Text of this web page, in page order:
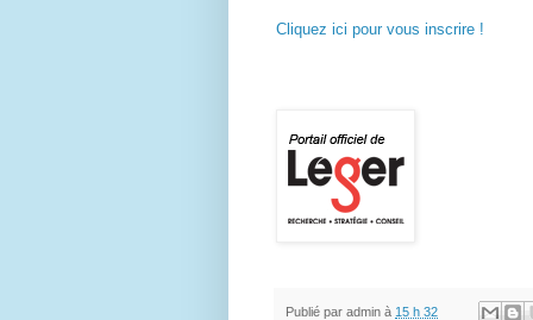
Cliquez ici pour vous inscrire !
Publié par admin à 15 h 32